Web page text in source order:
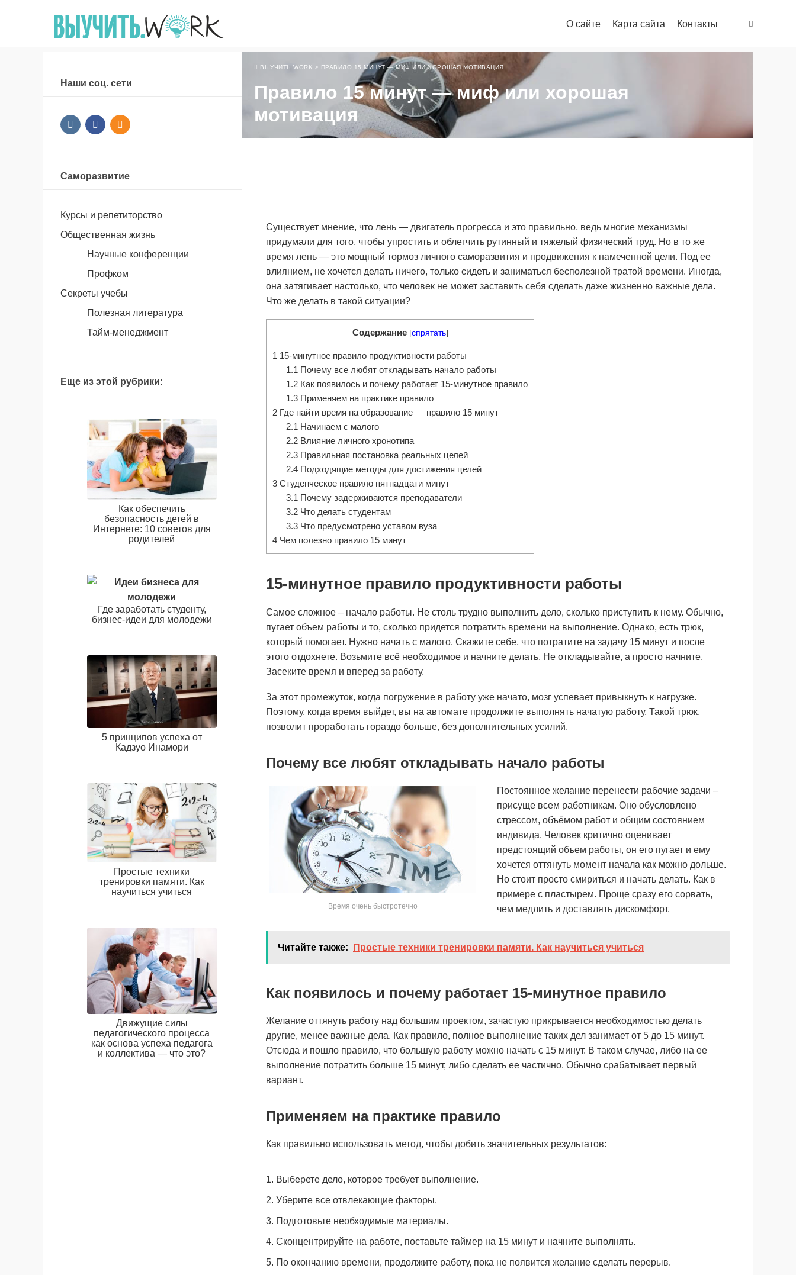
О сайте Карта сайта Контакты
ВЫУЧИТЬ WORK > ПРАВИЛО 15 МИНУТ — МИФ ИЛИ ХОРОШАЯ МОТИВАЦИЯ
Правило 15 минут — миф или хорошая
мотивация
Существует мнение, что лень — двигатель прогресса и это правильно, ведь многие механизмы
придумали для того, чтобы упростить и облегчить рутинный и тяжелый физический труд. Но в то же
время лень — это мощный тормоз личного саморазвития и продвижения к намеченной цели. Под ее
влиянием, не хочется делать ничего, только сидеть и заниматься бесполезной тратой времени. Иногда,
она затягивает настолько, что человек не может заставить себя сделать даже жизненно важные дела.
Что же делать в такой ситуации?
Содержание [спрятать]
1 15-минутное правило продуктивности работы
1.1 Почему все любят откладывать начало работы
1.2Как появилось и почему работает 15-минутное правило
1.3Применяем на практике правило
2 Где найти время на образование — правило 15 минут
2.1 Начинаем с малого
2.2Влияние личного хронотипа
2.3Правильная постановка реальных целей
2.4Подходящие методы для достижения целей
3 Студенческое правило пятнадцати минут
3.1 Почему задерживаются преподаватели
3.2Что делать студентам
3.3Что предусмотрено уставом вуза
4 Чем полезно правило 15 минут
15-минутное правило продуктивности работы
Самое сложное – начало работы. Не столь трудно выполнить дело, сколько приступить к нему. Обычно,
пугает объем работы и то, сколько придется потратить времени на выполнение. Однако, есть трюк,
который помогает. Нужно начать с малого. Скажите себе, что потратите на задачу 15 минут и после
этого отдохнете. Возьмите всё необходимое и начните делать. Не откладывайте, а просто начните.
Засеките время и вперед за работу.
За этот промежуток, когда погружение в работу уже начато, мозг успевает привыкнуть к нагрузке.
Поэтому, когда время выйдет, вы на автомате продолжите выполнять начатую работу. Такой трюк,
позволит проработать гораздо больше, без дополнительных усилий.
Почему все любят откладывать начало работы
Время очень быстротечно
Постоянное желание перенести рабочие задачи –
присуще всем работникам. Оно обусловлено
стрессом, объёмом работ и общим состоянием
индивида. Человек критично оценивает
предстоящий объем работы, он его пугает и ему
хочется оттянуть момент начала как можно дольше.
Но стоит просто смириться и начать делать. Как в
примере с пластырем. Проще сразу его сорвать,
чем медлить и доставлять дискомфорт.
Читайте также: Простые техники тренировки памяти. Как научиться учиться
Как появилось и почему работает 15-минутное правило
Желание оттянуть работу над большим проектом, зачастую прикрывается необходимостью делать
другие, менее важные дела. Как правило, полное выполнение таких дел занимает от 5 до 15 минут.
Отсюда и пошло правило, что большую работу можно начать с 15 минут. В таком случае, либо на ее
выполнение потратить больше 15 минут, либо сделать ее частично. Обычно срабатывает первый
вариант.
Применяем на практике правило
Как правильно использовать метод, чтобы добить значительных результатов:
Выберете дело, которое требует выполнение.
Уберите все отвлекающие факторы.
Подготовьте необходимые материалы.
Сконцентрируйте на работе, поставьте таймер на 15 минут и начните выполнять.
По окончанию времени, продолжите работу, пока не появится желание сделать перерыв.
Наши соц. сети
Саморазвитие
Курсы и репетиторство
Общественная жизнь
Научные конференции
Профком
Секреты учебы
Полезная литература
Тайм-менеджмент
Еще из этой рубрики:
Как обеспечить
безопасность детей в
Интернете: 10 советов для
родителей
Где заработать студенту,
бизнес-идеи для молодежи
5 принципов успеха от
Кадзуо Инамори
Простые техники
тренировки памяти. Как
научиться учиться
Движущие силы
педагогического процесса
как основа успеха педагога
и коллектива — что это?